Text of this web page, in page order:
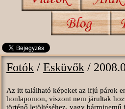
Fotók / Esküvők /
Az itt található képeket az ifjú párok
honlapomon, viszont nem járultak
történő letöltéséhez, vagy bárminemű